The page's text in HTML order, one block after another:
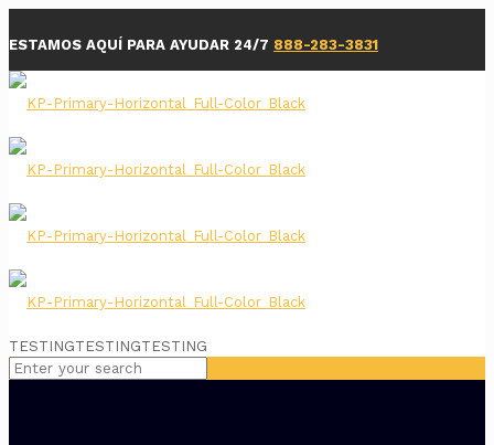
ESTAMOS AQUÍ PARA AYUDAR 24/7 888-283-3831
TESTINGTESTINGTESTING